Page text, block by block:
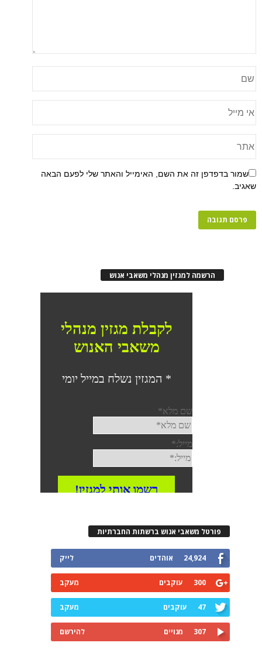
שמור בדפדפן זה את השם, האימייל והאתר שלי לפעם הבאה
שאגיב.
הרשמה למגזין מנהלי משאבי אנוש
פורטל משאבי אנוש ברשתות החברתיות
24,924 אוהדים לייק
300 עוקבים מעקב
47 עוקבים מעקב
307 מנויים להירשם